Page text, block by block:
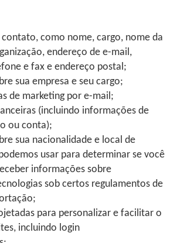
como nome, cargo, nome da
endereço de e-mail,
e fax e endereço postal;
sua empresa e seu cargo;
de marketing por e-mail;
(incluindo informações de
ou conta);
sua nacionalidade e local de
usar para determinar se você
informações sobre
sob certos regulamentos de
para personalizar e facilitar o
incluindo login